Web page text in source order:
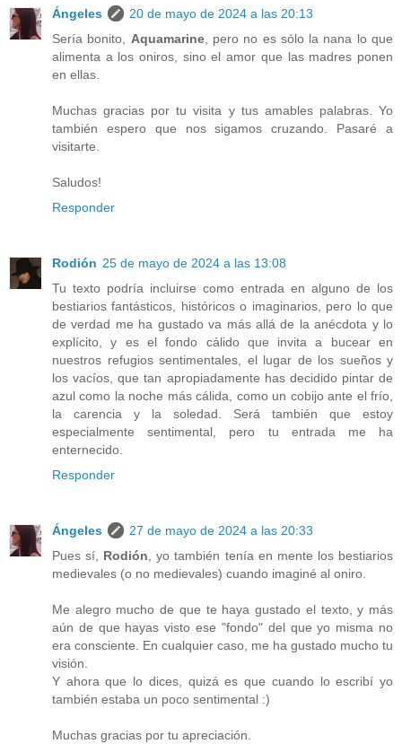
Ángeles
20 de mayo de 2024 a las 20:13
Sería bonito, Aquamarine, pero no es sólo la nana lo que
alimenta a los oniros, sino el amor que las madres ponen
en ellas.
Muchas gracias por tu visita y tus amables palabras. Yo
también espero que nos sigamos cruzando. Pasaré a
visitarte.
Saludos!
Responder
Rodión 25 de mayo de 2024 a las 13:08
Tu texto podría incluirse como entrada en alguno de los
bestiarios fantásticos, históricos o imaginarios, pero lo que
de verdad me ha gustado va más allá de la anécdota y lo
explícito, y es el fondo cálido que invita a bucear en
nuestros refugios sentimentales, el lugar de los sueños y
los vacíos, que tan apropiadamente has decidido pintar de
azul como la noche más cálida, como un cobijo ante el frío,
la carencia y la soledad. Será también que estoy
especialmente sentimental, pero tu entrada me ha
enternecido.
Responder
Ángeles
27 de mayo de 2024 a las 20:33
Pues sí, Rodión, yo también tenía en mente los bestiarios
medievales (o no medievales) cuando imaginé al oniro.
Me alegro mucho de que te haya gustado el texto, y más
aún de que hayas visto ese "fondo" del que yo misma no
era consciente. En cualquier caso, me ha gustado mucho tu
visión.
Y ahora que lo dices, quizá es que cuando lo escribí yo
también estaba un poco sentimental :)
Muchas gracias por tu apreciación.